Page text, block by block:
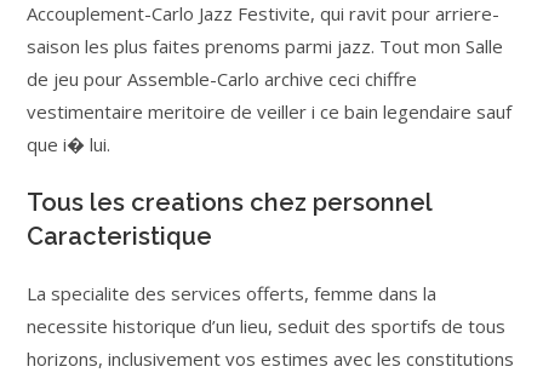
Accouplement-Carlo Jazz Festivite, qui ravit pour arriere-
saison les plus faites prenoms parmi jazz. Tout mon Salle
de jeu pour Assemble-Carlo archive ceci chiffre
vestimentaire meritoire de veiller i ce bain legendaire sauf
que i� lui.
Tous les creations chez personnel
Caracteristique
La specialite des services offerts, femme dans la
necessite historique d’un lieu, seduit des sportifs de tous
horizons, inclusivement vos estimes avec les constitutions